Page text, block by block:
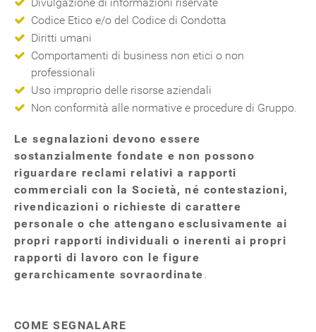
Codice Etico e/o del Codice di Condotta
Diritti umani
Comportamenti di business non etici o non
professionali
Uso improprio delle risorse aziendali
Non conformità alle normative e procedure di Gruppo.
Le segnalazioni devono essere
sostanzialmente fondate e non possono
riguardare reclami relativi a rapporti
commerciali con la Società, né contestazioni,
rivendicazioni o richieste di carattere
personale o che attengano esclusivamente ai
propri rapporti individuali o inerenti ai propri
rapporti di lavoro con le figure
gerarchicamente sovraordinate.
COME SEGNALARE